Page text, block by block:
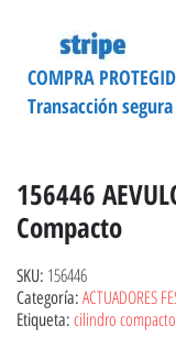
Transacción segura
COMPRA
156446
Compacto
SKU: 156446
Categoría: ACTUADORES
Etiqueta: cilindro compacto